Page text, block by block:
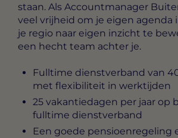
staan. Als Accountmanager
veel vrijheid om je eigen agenda
je regio naar eigen inzicht te
een hecht team achter je.
Fulltime dienstverband van
met flexibiliteit in werktijden
25 vakantiedagen per jaar op
fulltime dienstverband
Een goede pensioenregeling